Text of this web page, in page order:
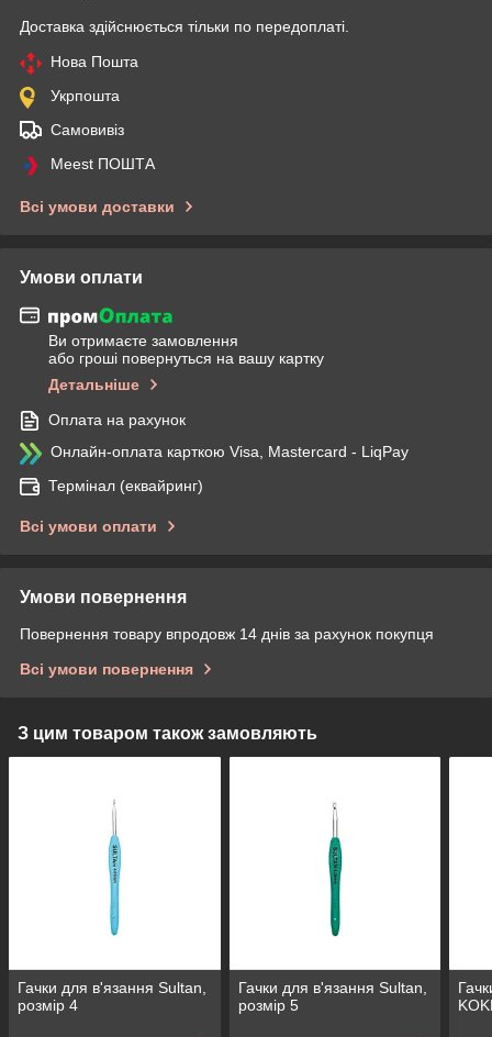
Доставка здійснюється тільки по передоплаті.
Нова Пошта
Укрпошта
Самовивіз
Meest ПОШТА
Всі умови доставки
Умови оплати
Ви отримаєте замовлення
або гроші повернуться на вашу картку
Детальніше
Оплата на рахунок
Онлайн-оплата карткою Visa, Mastercard - LiqPay
Термінал (еквайринг)
Всі умови оплати
Умови повернення
Повернення товару впродовж 14 днів за рахунок покупця
Всі умови повернення
З цим товаром також замовляють
Гачки для в'язання Sultan,
розмір 4
Гачки для в'язання Sultan,
розмір 5